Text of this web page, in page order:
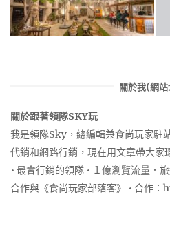
關於我(網
關於跟著領隊SKY玩
我是領隊Sky，總編輯兼食尚玩家駐
代銷和網路行銷，現在用文章帶大家
• 最會行銷的領隊 • １億瀏覽流量．
合作與《食尚玩家部落客》 • 合作：